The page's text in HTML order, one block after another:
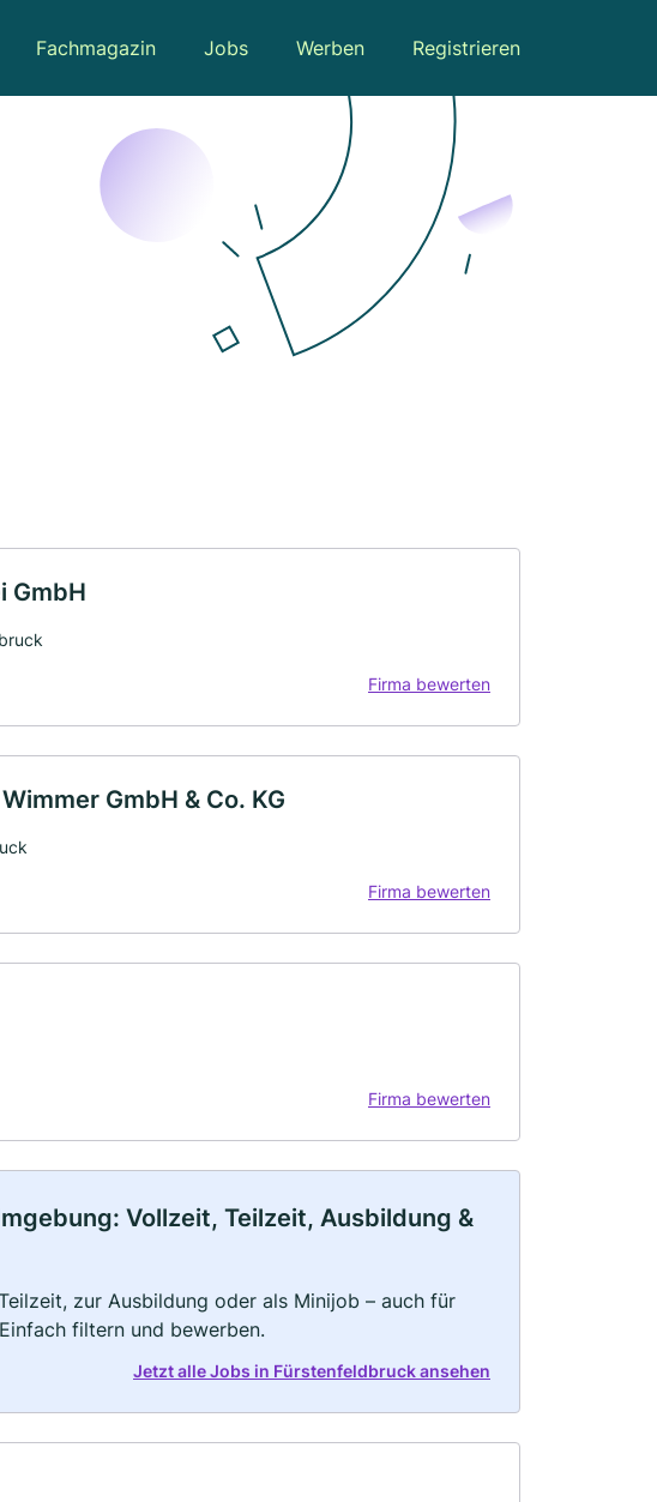
Fachmagazin Jobs Werben Registrieren
GmbH
Firma bewerten
GmbH & Co. KG
Firma bewerten
Firma bewerten
Vollzeit, Teilzeit, Ausbildung &
zur Ausbildung oder als Minijob – auch für
filtern und bewerben.
Jetzt alle Jobs in Fürstenfeldbruck ansehen